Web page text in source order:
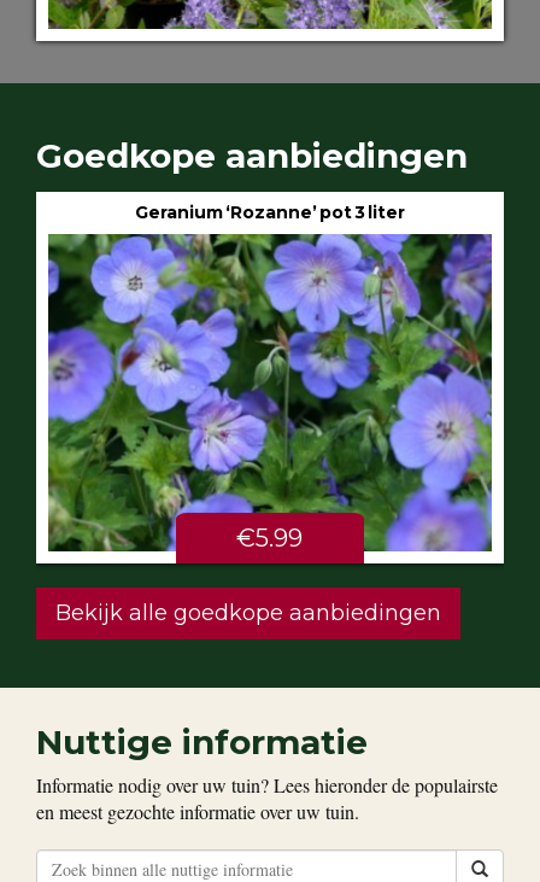
Goedkope aanbiedingen
Geranium ‘Rozanne’ pot 3 liter
€5.99
Bekijk alle goedkope aanbiedingen
Nuttige informatie
Informatie nodig over uw tuin? Lees hieronder de populairste
en meest gezochte informatie over uw tuin.